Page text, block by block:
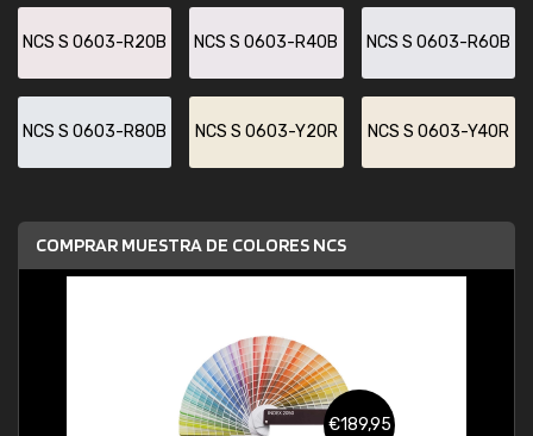
NCS S 0603-R20B NCS S 0603-R40B NCS S 0603-R60B
NCS S 0603-R80B NCS S 0603-Y20R NCS S 0603-Y40R
COMPRAR MUESTRA DE COLORES NCS
€189,95